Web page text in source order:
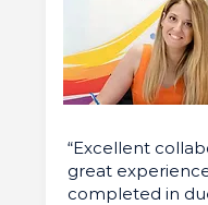
“Excellent
great
completed in